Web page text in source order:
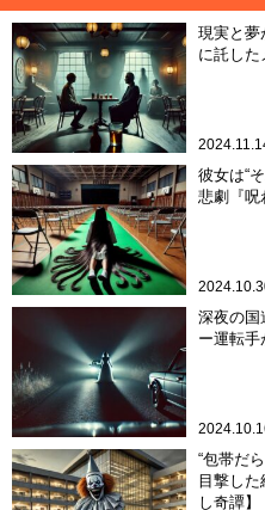
現実と
に託した
彼女は“
悲劇『呪
深夜の国
ー運転手
“包帯だ
目撃し
し奇譚】